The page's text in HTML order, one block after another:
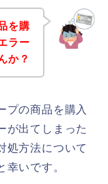
を購
ラー
か？
プの商品を購入
が出てしまった
処方法について
幸いです。